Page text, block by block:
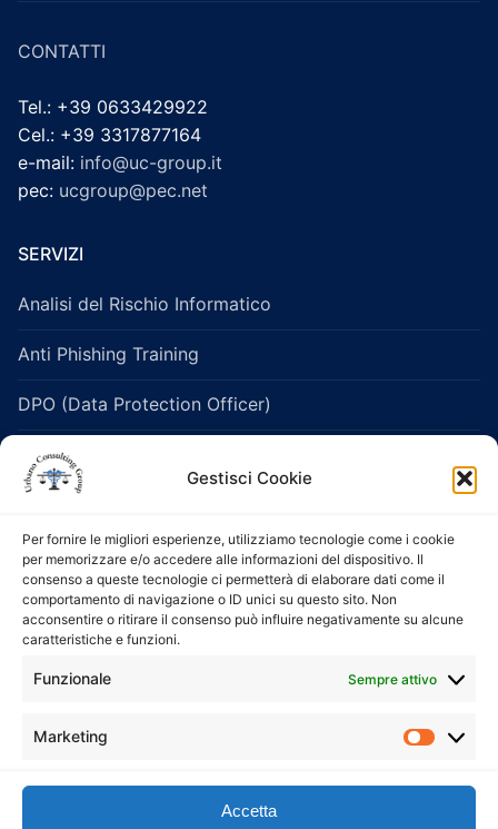
Gestisci Cookie
Per fornire le migliori esperienze, utilizziamo tecnologie come i cookie
per memorizzare e/o accedere alle informazioni del dispositivo. Il
consenso a queste tecnologie ci permetterà di elaborare dati come il
comportamento di navigazione o ID unici su questo sito. Non
acconsentire o ritirare il consenso può influire negativamente su alcune
caratteristiche e funzioni.
Funzionale Sempre attivo
Marketing
Accetta
CONTATTI
Tel.: +39 0633429922
Cel.: +39 3317877164
e-mail: info@uc-group.it
pec: ucgroup@pec.net
SERVIZI
Analisi del Rischio Informatico
Anti Phishing Training
DPO (Data Protection Officer)
Legislazione Sanitaria e Healthcare
Salute e Sicurezza sui Luoghi di Lavoro
Servizi di consulenza e formazione 231
esternalizzato
Servizi Whistleblowing